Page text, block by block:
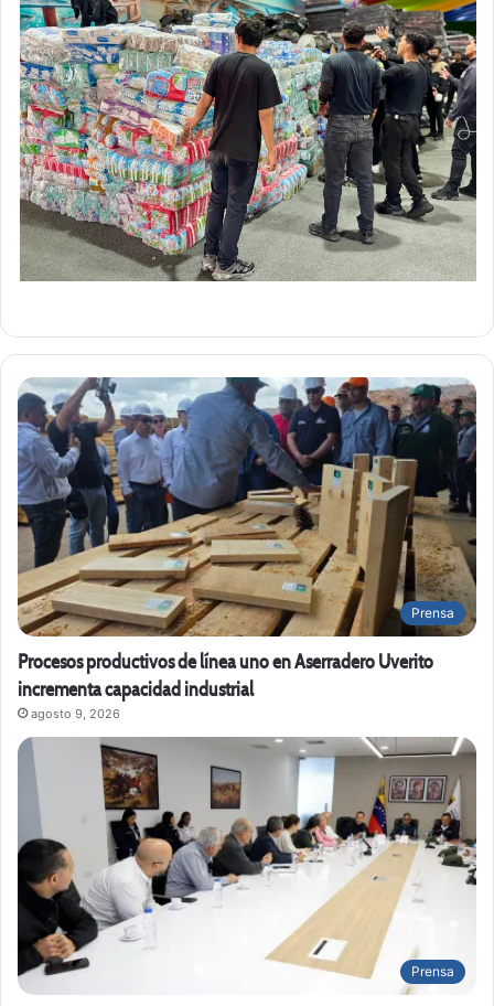
Prensa
Procesos productivos de línea uno en Aserradero Uverito
incrementa capacidad industrial
agosto 9, 2026
Prensa